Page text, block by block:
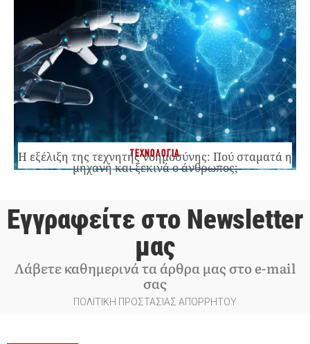
ΤΕΧΝΟΛΟΓΙΑ
Η εξέλιξη της τεχνητής νοημοσύνης: Πού σταματά η
μηχανή και ξεκινά ο άνθρωπος;
Εγγραφείτε στο Newsletter
μας
Λάβετε καθημερινά τα άρθρα μας στο e-mail
σας
ΠΟΛΙΤΙΚΗ ΠΡΟΣΤΑΣΙΑΣ ΑΠΟΡΡΗΤΟΥ